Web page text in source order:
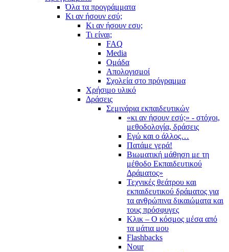
Όλα τα προγράμματα
Κι αν ήσουν εσύ;
Κι αν ήσουν εσυ;
Τι είναι;
FAQ
Media
Ομάδα
Απολογισμοί
Σχολεία στο πρόγραμμα
Χρήσιμο υλικό
Δράσεις
Σεμινάρια εκπαιδευτικών
«κι αν ήσουν εσύ;» - στόχοι,
μεθοδολογία, δράσεις
Εγώ και ο άλλος…
Πατάμε γερά!
Βιωματική μάθηση με τη
μέθοδο Εκπαιδευτικού
Δράματος»
Τεχνικές θεάτρου και
εκπαιδευτικού δράματος για
τα ανθρώπινα δικαιώματα και
τους πρόσφυγες
Κλικ – Ο κόσμος μέσα από
τα μάτια μου
Flashbacks
Nour